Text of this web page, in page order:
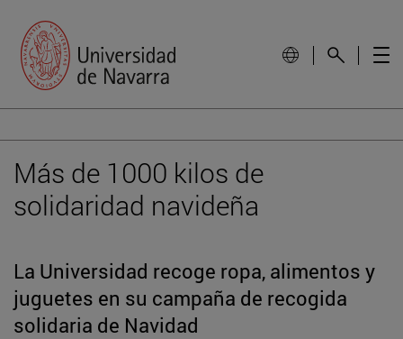
Más de 1000 kilos de
solidaridad navideña
La Universidad recoge ropa, alimentos y
juguetes en su campaña de recogida
solidaria de Navidad